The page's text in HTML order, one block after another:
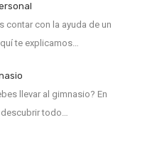
contar con la ayuda de un
te explicamos…
llevar al gimnasio? En
descubrir todo…